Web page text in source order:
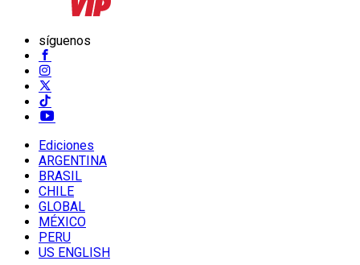
síguenos
Ediciones
ARGENTINA
BRASIL
CHILE
GLOBAL
MÉXICO
PERU
US ENGLISH